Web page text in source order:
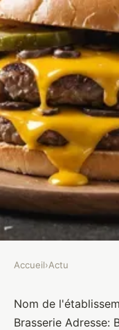
Brasserie
Accueil›Actu
Nom de
Brasserie Adresse: